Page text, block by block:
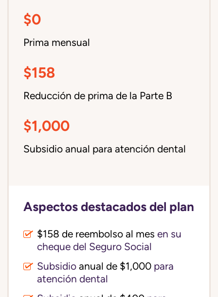
$0
Prima mensual
$158
Reducción de prima de la Parte B
$1,000
Subsidio anual para atención dental
Aspectos destacados del plan
$158 de reembolso al mes en su
cheque del Seguro Social
Subsidio anual de $1,000 para
atención dental